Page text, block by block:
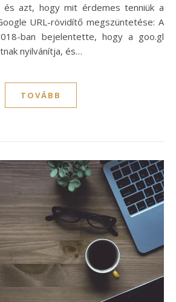
és azt, hogy mit érdemes tenniük a
URL-rövidítő megszüntetése: A
ban bejelentette, hogy a goo.gl
nyilvánítja, és…
TOVÁBB